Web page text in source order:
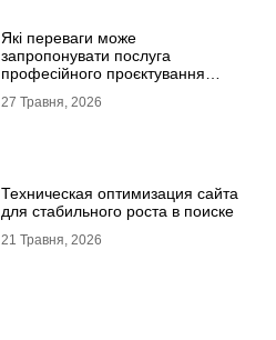
Які переваги може
запропонувати послуга
професійного проєктування
27 Травня, 2026
Техническая оптимизация сайта
для стабильного роста в поиске
21 Травня, 2026